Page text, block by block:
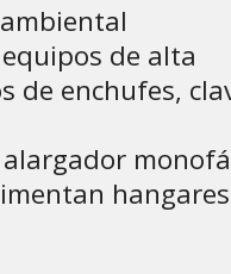
de alta
de enchufes,